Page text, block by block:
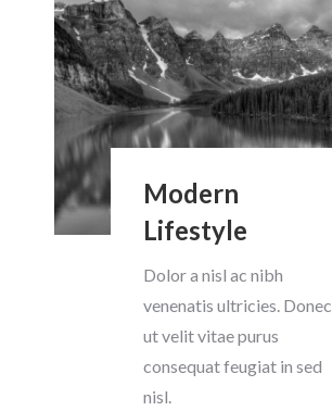
Modern
Lifestyle
Dolor a nisl ac nibh
venenatis ultricies. Donec
ut velit vitae purus
consequat feugiat in sed
nisl.